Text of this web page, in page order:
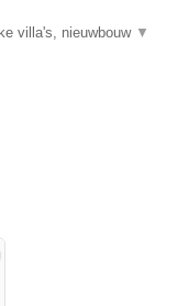
villa's, nieuwbouw ▼